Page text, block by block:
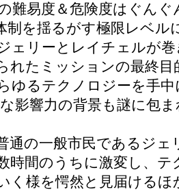
難易度＆危険度はぐんぐ
制を揺るがす極限レベル
ェリーとレイチェルが
れたミッションの最終目
ゆるテクノロジーを手
影響力の背景も謎に包
の一般市民であるジェ
時間のうちに激変し、テ
く様を愕然と見届けるほ